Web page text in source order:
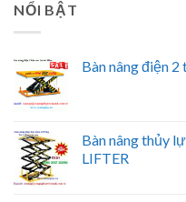
NỔI BẬT
Bàn nâng điện
Bàn nâng thủy
LIFTER